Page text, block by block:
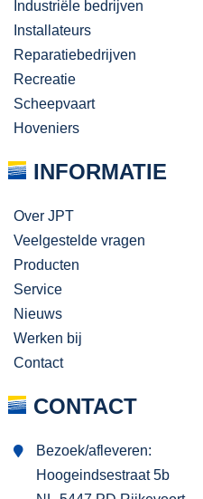
Industriële bedrijven
Installateurs
Reparatiebedrijven
Recreatie
Scheepvaart
Hoveniers
INFORMATIE
Over JPT
Veelgestelde vragen
Producten
Service
Nieuws
Werken bij
Contact
CONTACT
Bezoek/afleveren:
Hoogeindsestraat 5b